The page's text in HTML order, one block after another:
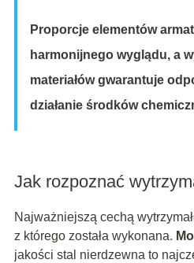
Proporcje elementów
harmonijnego wyglądu, a
materiałów gwarantuje
działanie środków
Jak rozpoznać
Najważniejszą cechą
z którego została wykonana.
jakości stal nierdzewna to